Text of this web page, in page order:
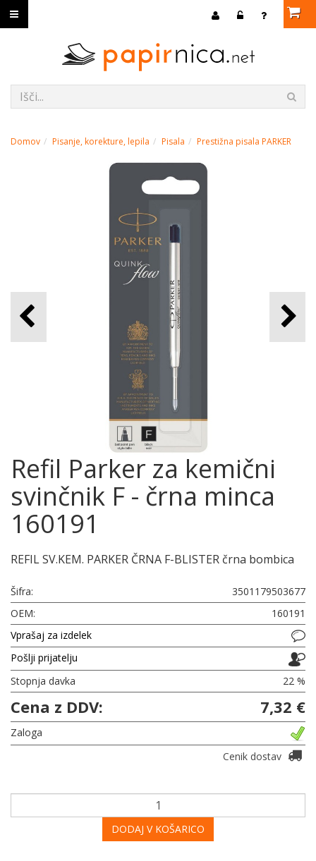
Domov Pisanje, korekture, lepila Pisala Prestižna pisala PARKER
Refil Parker za kemični
svinčnik F - črna minca
160191
REFIL SV.KEM. PARKER ČRNA F-BLISTER črna bombica
Šifra:
3501179503677
OEM:
160191
Vprašaj za izdelek
Pošlji prijatelju
Stopnja davka
22 %
Cena z DDV: 7,32 €
Zaloga
Cenik dostav
DODAJ V KOŠARICO